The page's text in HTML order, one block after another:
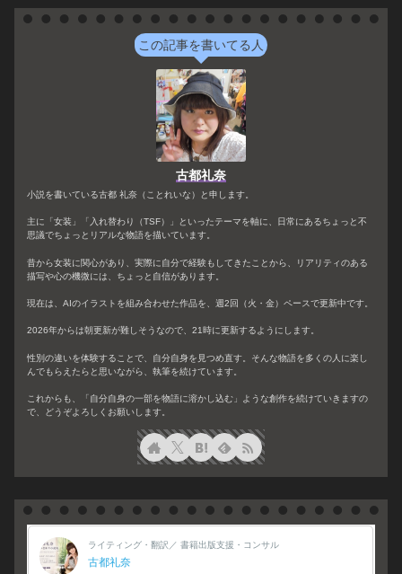
この記事を書いてる人
古都礼奈
小説を書いている古都 礼奈（ことれいな）と申します。
主に「女装」「入れ替わり（TSF）」といったテーマを軸に、日常にあるちょっと不
思議でちょっとリアルな物語を描いています。
昔から女装に関心があり、実際に自分で経験もしてきたことから、リアリティのある
描写や心の機微には、ちょっと自信があります。
現在は、AIのイラストを組み合わせた作品を、週2回（火・金）ペースで更新中です。
2026年からは朝更新が難しそうなので、21時に更新するようにします。
性別の違いを体験することで、自分自身を見つめ直す。そんな物語を多くの人に楽し
んでもらえたらと思いながら、執筆を続けています。
これからも、「自分自身の一部を物語に溶かし込む」ような創作を続けていきますの
で、どうぞよろしくお願いします。